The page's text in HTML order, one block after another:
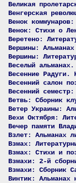
Великая
Венгерская
Венок
Венок: Стихи о
Веретено:
Вершины:
Вершины:
Веселый
Весенние Радуги.
Весенний салон
Весенний
Ветвь: Сборник
Ветер Украины:
Вехи Октября:
Вечер памяти
Взлет: Альманах
Взмах:
Взмах: Стихи и
Взмахи: 2-й
Взмахи: Сборник
Винтик: Альманах